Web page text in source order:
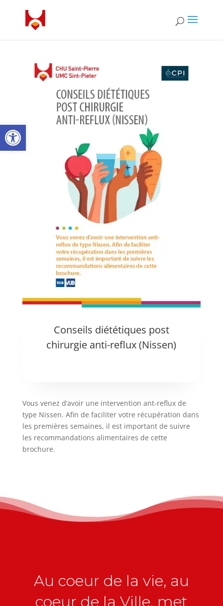
Ouvrir la barre d’outils
Conseils diététiques post
chirurgie anti-reflux (Nissen)
Vous venez d’avoir une intervention ant-reflux de
type Nissen. Afin de faciliter votre récupération dans
les premières semaines, il est important de suivre
les recommandations alimentaires de cette
brochure.
Au coeur de la vie, au
coeur de la Ville, met